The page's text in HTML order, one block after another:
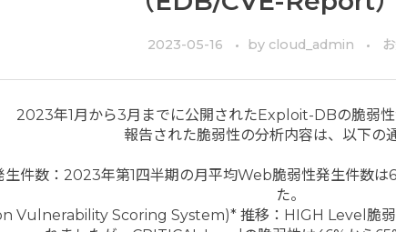
2023-05-16 by cloud_admin
2023年1月から3月までに公開されたExploit-DBの脆弱性
報告された脆弱性の分析内容は、以下の通
生件数：2023年第1四半期の月平均Web脆弱性発生件数
た。
Vulnerability Scoring System)* 推移：HIGH Level脆弱